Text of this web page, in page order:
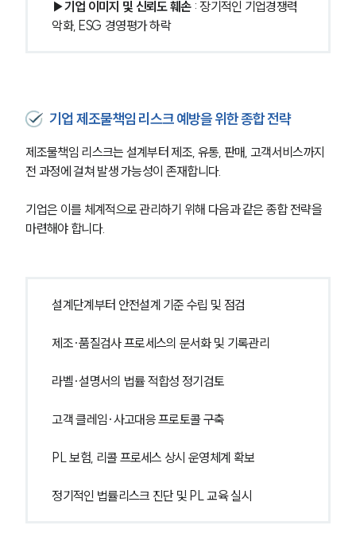
기업 인사이트
사례분석/최신동향
NEWS
언론보도
공지사항
법률서식
뉴스레터/브로슈어
▶기업 이미지 및 신뢰도 훼손 : 장기적인 기업경쟁력
악화, ESG 경영평가 하락
기업 제조물책임 리스크 예방을 위한 종합 전략
제조물책임 리스크는 설계부터 제조, 유통, 판매, 고객서비스까지
전 과정에 걸쳐 발생 가능성이 존재합니다.
기업은 이를 체계적으로 관리하기 위해 다음과 같은 종합 전략을
마련해야 합니다.
설계단계부터 안전설계 기준 수립 및 점검
제조·품질검사 프로세스의 문서화 및 기록관리
라벨·설명서의 법률 적합성 정기검토
고객 클레임·사고대응 프로토콜 구축
PL 보험, 리콜 프로세스 상시 운영체계 확보
정기적인 법률리스크 진단 및 PL 교육 실시